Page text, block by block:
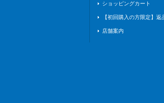
ショッピングカート
【初回購入の方限定】
店舗案内